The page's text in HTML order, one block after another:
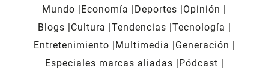
Mundo Economía Deportes
Opinión
Blogs
Cultura Tendencias Tecnología
Entretenimiento
Multimedia
Generación
Especiales marcas aliadas
Pódcast